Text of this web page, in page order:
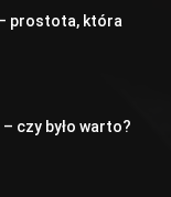
prostota, która
czy było warto?